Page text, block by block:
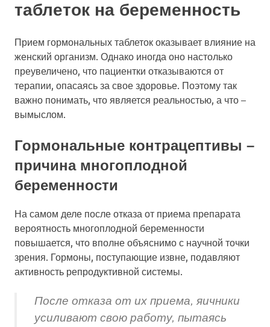
таблеток на беременность
Прием гормональных таблеток оказывает влияние на
женский организм. Однако иногда оно настолько
преувеличено, что пациентки отказываются от
терапии, опасаясь за свое здоровье. Поэтому так
важно понимать, что является реальностью, а что –
вымыслом.
Гормональные контрацептивы –
причина многоплодной
беременности
На самом деле после отказа от приема препарата
вероятность многоплодной беременности
повышается, что вполне объяснимо с научной точки
зрения. Гормоны, поступающие извне, подавляют
активность репродуктивной системы.
После отказа от их приема, яичники
усиливают свою работу, пытаясь